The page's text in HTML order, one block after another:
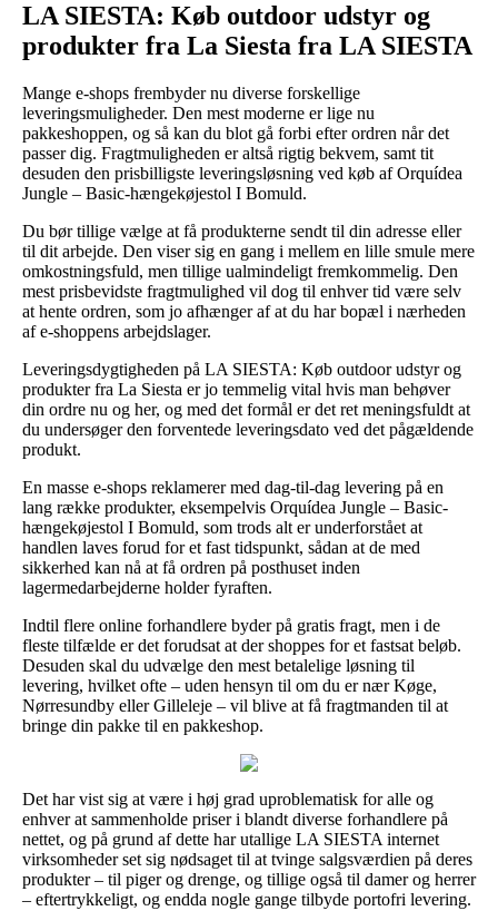
LA SIESTA: Køb outdoor udstyr og
produkter fra La Siesta fra LA SIESTA
Mange e-shops frembyder nu diverse forskellige
leveringsmuligheder. Den mest moderne er lige nu
pakkeshoppen, og så kan du blot gå forbi efter ordren når det
passer dig. Fragtmuligheden er altså rigtig bekvem, samt tit
desuden den prisbilligste leveringsløsning ved køb af Orquídea
Jungle – Basic-hængekøjestol I Bomuld.
Du bør tillige vælge at få produkterne sendt til din adresse eller
til dit arbejde. Den viser sig en gang i mellem en lille smule mere
omkostningsfuld, men tillige ualmindeligt fremkommelig. Den
mest prisbevidste fragtmulighed vil dog til enhver tid være selv
at hente ordren, som jo afhænger af at du har bopæl i nærheden
af e-shoppens arbejdslager.
Leveringsdygtigheden på LA SIESTA: Køb outdoor udstyr og
produkter fra La Siesta er jo temmelig vital hvis man behøver
din ordre nu og her, og med det formål er det ret meningsfuldt at
du undersøger den forventede leveringsdato ved det pågældende
produkt.
En masse e-shops reklamerer med dag-til-dag levering på en
lang række produkter, eksempelvis Orquídea Jungle – Basic-
hængekøjestol I Bomuld, som trods alt er underforstået at
handlen laves forud for et fast tidspunkt, sådan at de med
sikkerhed kan nå at få ordren på posthuset inden
lagermedarbejderne holder fyraften.
Indtil flere online forhandlere byder på gratis fragt, men i de
fleste tilfælde er det forudsat at der shoppes for et fastsat beløb.
Desuden skal du udvælge den mest betalelige løsning til
levering, hvilket ofte – uden hensyn til om du er nær Køge,
Nørresundby eller Gilleleje – vil blive at få fragtmanden til at
bringe din pakke til en pakkeshop.
Det har vist sig at være i høj grad uproblematisk for alle og
enhver at sammenholde priser i blandt diverse forhandlere på
nettet, og på grund af dette har utallige LA SIESTA internet
virksomheder set sig nødsaget til at tvinge salgsværdien på deres
produkter – til piger og drenge, og tillige også til damer og herrer
– eftertrykkeligt, og endda nogle gange tilbyde portofri levering.